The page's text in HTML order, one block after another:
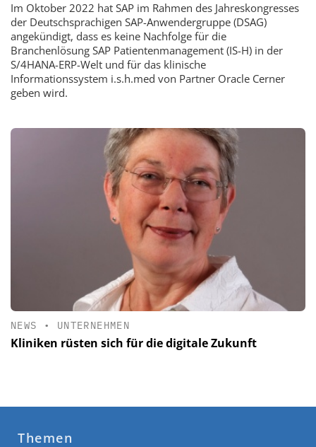
Im Oktober 2022 hat SAP im Rahmen des Jahreskongresses
der Deutschsprachigen SAP-Anwendergruppe (DSAG)
angekündigt, dass es keine Nachfolge für die
Branchenlösung SAP Patientenmanagement (IS-H) in der
S/4HANA-ERP-Welt und für das klinische
Informationssystem i.s.h.med von Partner Oracle Cerner
geben wird.
NEWS • UNTERNEHMEN
Kliniken rüsten sich für die digitale Zukunft
Themen